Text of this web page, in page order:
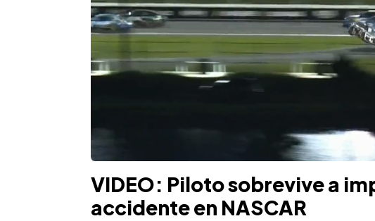
VIDEO: Piloto sobrevive a
accidente en NASCAR